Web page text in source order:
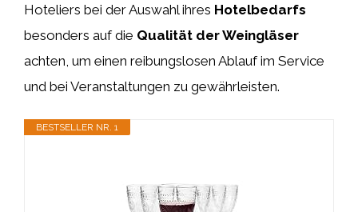
Hoteliers bei der Auswahl ihres Hotelbedarfs
besonders auf die Qualität der Weingläser
achten, um einen reibungslosen Ablauf im Service
und bei Veranstaltungen zu gewährleisten.
BESTSELLER NR. 1